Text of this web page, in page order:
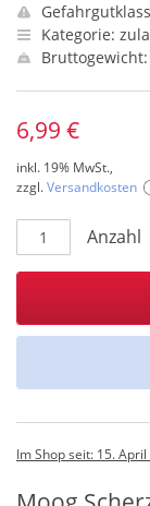
Kategorie:
6,99 €
inkl. 19% MwSt.,
zzgl.Versandkosten
Anzahl
Im Shop seit: 15. April